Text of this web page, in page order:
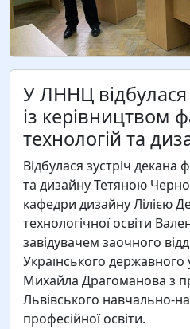
У ЛННЦ відбулася
із керівництвом
технологій та
Відбулася зустріч декана
та дизайну Тетяною
кафедри дизайну Лілією
технологічної освіти
завідувачем заочного
Українського державного
Михайла Драгоманова з
Львівського навчально-
професійної освіти.